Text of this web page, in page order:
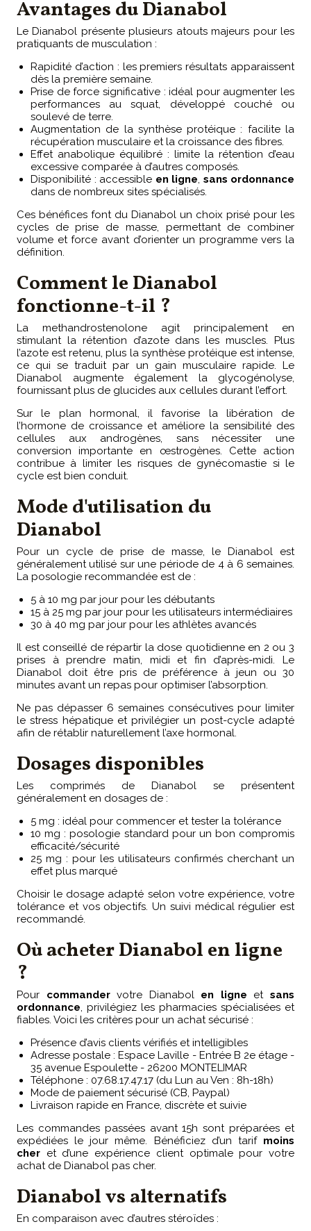
Avantages du Dianabol
Le Dianabol présente plusieurs atouts majeurs pour les
pratiquants de musculation :
Rapidité d’action : les premiers résultats apparaissent
dès la première semaine.
Prise de force significative : idéal pour augmenter les
performances au squat, développé couché ou
soulevé de terre.
Augmentation de la synthèse protéique : facilite la
récupération musculaire et la croissance des fibres.
Effet anabolique équilibré : limite la rétention d’eau
excessive comparée à d’autres composés.
Disponibilité : accessible en ligne, sans ordonnance
dans de nombreux sites spécialisés.
Ces bénéfices font du Dianabol un choix prisé pour les
cycles de prise de masse, permettant de combiner
volume et force avant d’orienter un programme vers la
définition.
Comment le Dianabol
fonctionne-t-il ?
La methandrostenolone agit principalement en
stimulant la rétention d’azote dans les muscles. Plus
l’azote est retenu, plus la synthèse protéique est intense,
ce qui se traduit par un gain musculaire rapide. Le
Dianabol augmente également la glycogénolyse,
fournissant plus de glucides aux cellules durant l’effort.
Sur le plan hormonal, il favorise la libération de
l’hormone de croissance et améliore la sensibilité des
cellules aux androgènes, sans nécessiter une
conversion importante en œstrogènes. Cette action
contribue à limiter les risques de gynécomastie si le
cycle est bien conduit.
Mode d'utilisation du
Dianabol
Pour un cycle de prise de masse, le Dianabol est
généralement utilisé sur une période de 4 à 6 semaines.
La posologie recommandée est de :
5 à 10 mg par jour pour les débutants
15 à 25 mg par jour pour les utilisateurs intermédiaires
30 à 40 mg par jour pour les athlètes avancés
Il est conseillé de répartir la dose quotidienne en 2 ou 3
prises à prendre matin, midi et fin d’après-midi. Le
Dianabol doit être pris de préférence à jeun ou 30
minutes avant un repas pour optimiser l’absorption.
Ne pas dépasser 6 semaines consécutives pour limiter
le stress hépatique et privilégier un post-cycle adapté
afin de rétablir naturellement l’axe hormonal.
Dosages disponibles
Les comprimés de Dianabol se présentent
généralement en dosages de :
5 mg : idéal pour commencer et tester la tolérance
10 mg : posologie standard pour un bon compromis
efficacité/sécurité
25 mg : pour les utilisateurs confirmés cherchant un
effet plus marqué
Choisir le dosage adapté selon votre expérience, votre
tolérance et vos objectifs. Un suivi médical régulier est
recommandé.
Où acheter Dianabol en ligne
?
Pour commandervotre Dianabol en ligne etsans
ordonnance, privilégiez les pharmacies spécialisées et
fiables. Voici les critères pour un achat sécurisé :
Présence d’avis clients vérifiés et intelligibles
Adresse postale : Espace Laville - Entrée B 2e étage -
35 avenue Espoulette - 26200 MONTELIMAR
Téléphone : 07.68.17.47.17 (du Lun au Ven : 8h-18h)
Mode de paiement sécurisé (CB, Paypal)
Livraison rapide en France, discrète et suivie
Les commandes passées avant 15h sont préparées et
expédiées le jour même. Bénéficiez d’un tarif moins
cher et d’une expérience client optimale pour votre
achat de Dianabol pas cher.
Dianabol vs alternatifs
En comparaison avec d’autres stéroïdes :